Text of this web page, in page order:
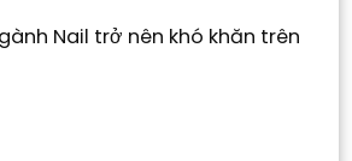
Nail trở nên khó khăn trên